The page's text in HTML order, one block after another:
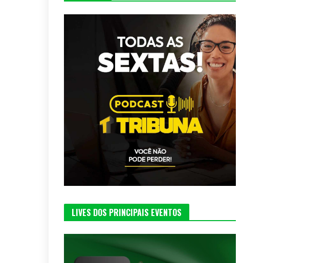
LIVES DOS PRINCIPAIS EVENTOS